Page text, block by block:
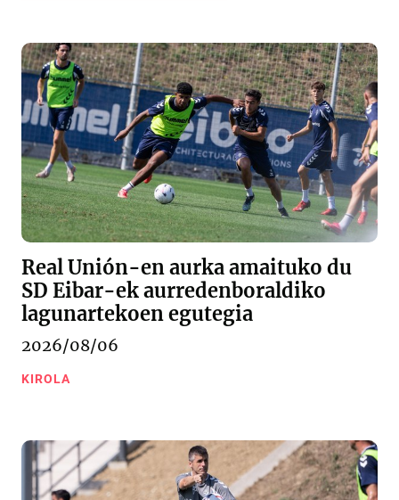
Real Unión-en aurka amaituko du
SD Eibar-ek aurredenboraldiko
lagunartekoen egutegia
2026/08/06
KIROLA